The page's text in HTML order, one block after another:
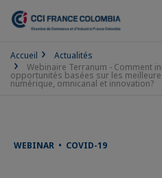
Accueil
Actualités
Webinaire Terranum - Comment
opportunités basées sur les
numérique, omnicanal et innovation?
WEBINAR • COVID-19